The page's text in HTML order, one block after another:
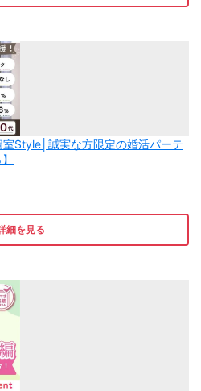
室Style│誠実な方限定の婚活パーテ
細を見る